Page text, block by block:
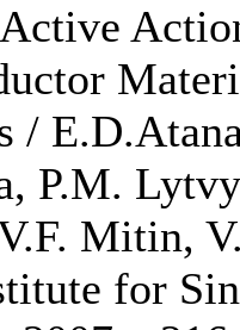
/
P.M.
Mitin,
for